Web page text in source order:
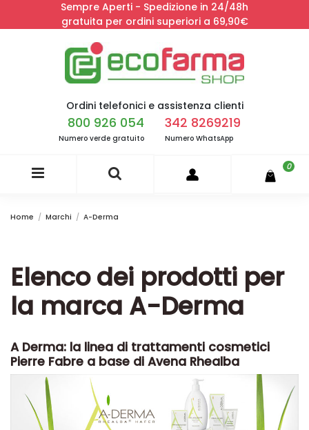
Sempre Aperti - Spedizione in 24/48h
gratuita per ordini superiori a 69,90€
Ordini telefonici e assistenza clienti
800 926 054
Numero verde gratuito
342 8269219
Numero WhatsApp
0
Home Marchi A-Derma
Elenco dei prodotti per
la marca A-Derma
A Derma: la linea di trattamenti cosmetici
Pierre Fabre a base di Avena Rhealba